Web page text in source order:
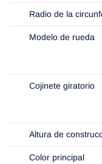
Radio de la
Modelo de rueda
Cojinete giratorio
Altura de
Color principal